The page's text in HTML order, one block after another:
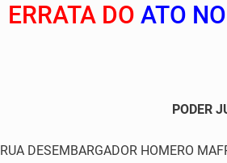
ERRATA DO ATO
PODER
RUA DESEMBARGADOR HOMERO